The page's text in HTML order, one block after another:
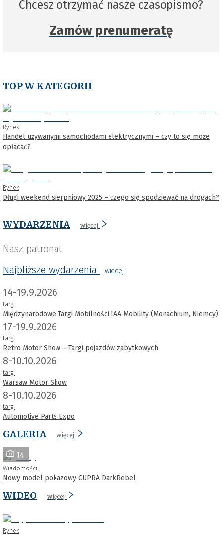
Chcesz otrzymać nasze czasopismo?
Zamów prenumeratę
TOP W KATEGORII
Rynek
Handel używanymi samochodami elektrycznymi – czy to się może
opłacać?
Rynek
Długi weekend sierpniowy 2025 – czego się spodziewać na drogach?
WYDARZENIA więcej
Nasz patronat
Najbliższe wydarzenia
wiecej
14-19.9.2026
targi
Międzynarodowe Targi Mobilności IAA Mobility (Monachium, Niemcy)
17-19.9.2026
targi
Retro Motor Show – Targi pojazdów zabytkowych
8-10.10.2026
targi
Warsaw Motor Show
8-10.10.2026
targi
Automotive Parts Expo
GALERIA więcej
14
Wiadomości
Nowy model pokazowy CUPRA DarkRebel
WIDEO więcej
Rynek